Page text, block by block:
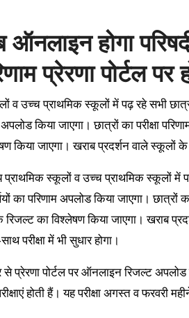
होगा
प्रेरणा पोर्टल
व उच्च प्राथमिक स्कूलों में पढ़ रहे सभी
अपलोड किया जाएगा। छात्रों का
किया जाएगा। खराब प्रदर्शन वाले स्कूलों
प्राथमिक स्कूलों व उच्च प्राथमिक स्कूलों में
का परिणाम अपलोड किया जाएगा।
का विश्लेषण किया जाएगा। खराब
परीक्षा में भी सुधार होगा।
प्रेरणा पोर्टल पर ऑनलाइन रिजल्ट अपलोड
होती हैं। यह परीक्षा अगस्त व फरवरी